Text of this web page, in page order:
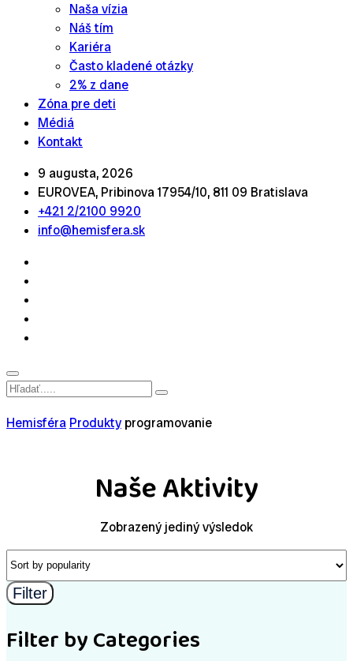
Naša vízia
Náš tím
Kariéra
Často kladené otázky
2% z dane
Zóna pre deti
Médiá
Kontakt
9 augusta, 2026
EUROVEA, Pribinova 17954/10, 811 09 Bratislava
+421 2/2100 9920
info@hemisfera.sk
Hemisféra Produkty programovanie
Naše Aktivity
Zobrazený jediný výsledok
Filter
Filter by Categories